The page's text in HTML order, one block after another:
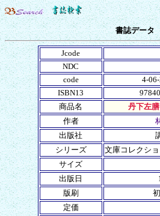
書誌データ
Jcode
NDC
code
4-
ISBN13
商品名
丹下左
作者
出版社
シリーズ
文庫コレクシ
サイズ
出版日
版刷
定価